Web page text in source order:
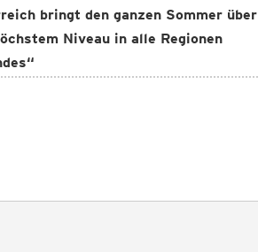
bringt den ganzen Sommer über
Niveau in alle Regionen